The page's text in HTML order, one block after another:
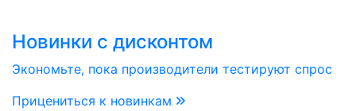
Новинки с дисконтом
Экономьте, пока производители тестируют спрос
Прицениться к новинкам